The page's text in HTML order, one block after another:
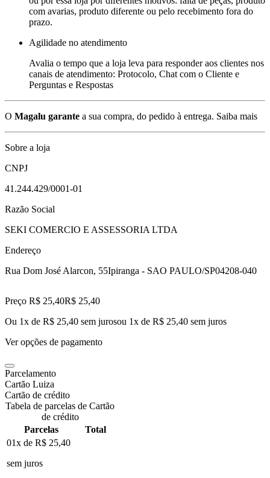
com avarias, produto diferente ou pelo recebimento fora do
prazo.
Agilidade no atendimento
Avalia o tempo que a loja leva para responder aos clientes nos
canais de atendimento: Protocolo, Chat com o Cliente e
Perguntas e Respostas
O Magalu garante a sua compra, do pedido à entrega. Saiba mais
Sobre a loja
CNPJ
41.244.429/0001-01
Razão Social
SEKI COMERCIO E ASSESSORIA LTDA
Endereço
Rua Dom José Alarcon, 55Ipiranga - SAO PAULO/SP04208-040
Preço R$ 25,40R$ 25,40
Ou 1x de R$ 25,40 sem jurosou 1x de R$ 25,40 sem juros
Ver opções de pagamento
Parcelamento
Cartão Luiza
Cartão de crédito
Tabela de parcelas de Cartão
de crédito
Parcelas
Total
01x de R$ 25,40
sem juros